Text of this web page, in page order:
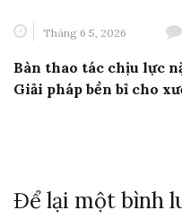
Tháng 6 5, 2026
Bàn thao tác chịu lực
Giải pháp bền bỉ cho
Để lại một bình